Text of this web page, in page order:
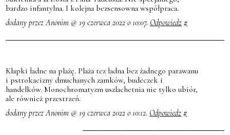
bardzo infantylna. I kolejna bezsensowna współpraca.
dodany przez Anonim @ 19 czerwca 2022 o 10:07. Odpowiedz #
Klapki ładne na plażę. Plaża tez ładna bez żadnego parawanu
i pstrokacizny dmuchanych zamków, budeczek i
handelków. Monochromatyzm uszlachetnia nie tylko ubiór,
ale również przestrzeń.
dodany przez Anonim @ 19 czerwca 2022 o 10:12. Odpowiedz #